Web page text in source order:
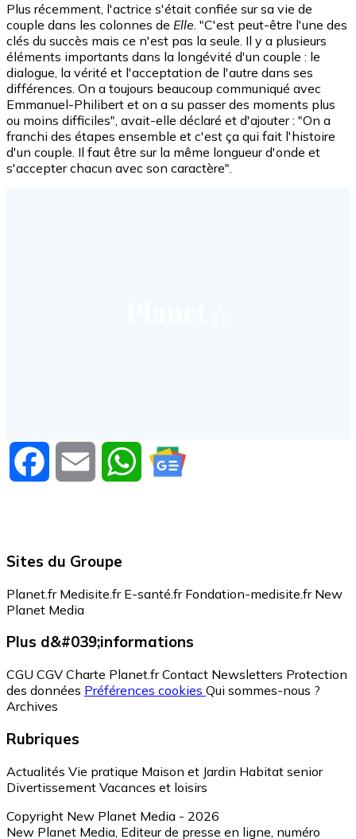
Plus récemment, l'actrice s'était confiée sur sa vie de
couple dans les colonnes de Elle. "C'est peut-être l'une des
clés du succès mais ce n'est pas la seule. Il y a plusieurs
éléments importants dans la longévité d'un couple : le
dialogue, la vérité et l'acceptation de l'autre dans ses
différences. On a toujours beaucoup communiqué avec
Emmanuel-Philibert et on a su passer des moments plus
ou moins difficiles", avait-elle déclaré et d'ajouter : "On a
franchi des étapes ensemble et c'est ça qui fait l'histoire
d'un couple. Il faut être sur la même longueur d'onde et
s'accepter chacun avec son caractère".
Facebook Email WhatsApp
Sites du Groupe
Planet.fr Medisite.fr E-santé.fr Fondation-medisite.fr New
Planet Media
Plus d&#039;informations
CGU CGV Charte Planet.fr Contact Newsletters Protection
des données Préférences cookies Qui sommes-nous ?
Archives
Rubriques
Actualités Vie pratique Maison et Jardin Habitat senior
Divertissement Vacances et loisirs
Copyright New Planet Media - 2026
New Planet Media, Editeur de presse en ligne, numéro